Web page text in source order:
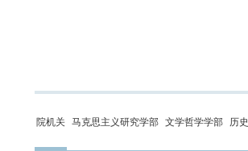
院机关 马克思主义研究学部 文学哲学学部 历